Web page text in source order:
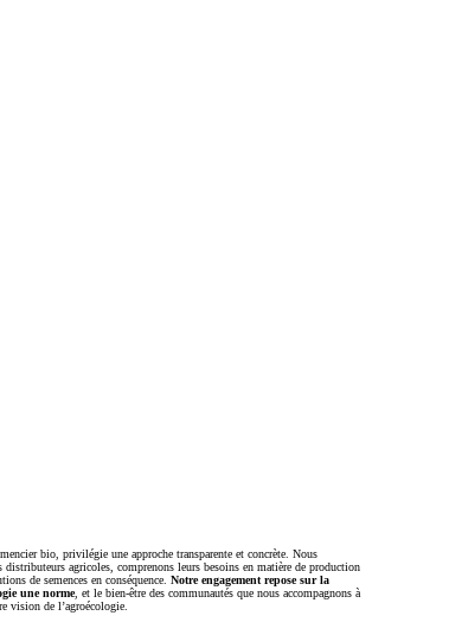
bio, privilégie une approche transparente et concrète. Nous
distributeurs agricoles, comprenons leurs besoins en matière de production
de semences en conséquence.Notre engagement repose sur la
une norme, et le bien-être des communautés que nous accompagnons à
vision de l’agroécologie.